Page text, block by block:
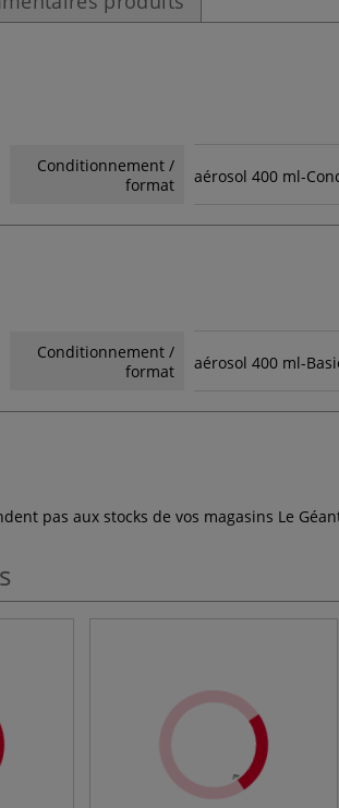
Conditionnement /
format
aérosol 400 ml-
Conditionnement /
format
aérosol 400 ml-
pas aux stocks de vos magasins Le